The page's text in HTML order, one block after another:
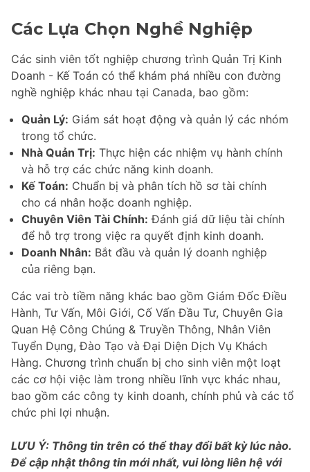
Các Lựa Chọn Nghề Nghiệp
Các sinh viên tốt nghiệp chương trình Quản Trị Kinh
Doanh - Kế Toán có thể khám phá nhiều con đường
nghề nghiệp khác nhau tại Canada, bao gồm:
Quản Lý: Giám sát hoạt động và quản lý các nhóm
trong tổ chức.
Nhà Quản Trị: Thực hiện các nhiệm vụ hành chính
và hỗ trợ các chức năng kinh doanh.
Kế Toán: Chuẩn bị và phân tích hồ sơ tài chính
cho cá nhân hoặc doanh nghiệp.
Chuyên Viên Tài Chính: Đánh giá dữ liệu tài chính
để hỗ trợ trong việc ra quyết định kinh doanh.
Doanh Nhân: Bắt đầu và quản lý doanh nghiệp
của riêng bạn.
Các vai trò tiềm năng khác bao gồm Giám Đốc Điều
Hành, Tư Vấn, Môi Giới, Cố Vấn Đầu Tư, Chuyên Gia
Quan Hệ Công Chúng & Truyền Thông, Nhân Viên
Tuyển Dụng, Đào Tạo và Đại Diện Dịch Vụ Khách
Hàng. Chương trình chuẩn bị cho sinh viên một loạt
các cơ hội việc làm trong nhiều lĩnh vực khác nhau,
bao gồm các công ty kinh doanh, chính phủ và các tổ
chức phi lợi nhuận.
LƯU Ý: Thông tin trên có thể thay đổi bất kỳ lúc nào.
Để cập nhật thông tin mới nhất, vui lòng liên hệ với